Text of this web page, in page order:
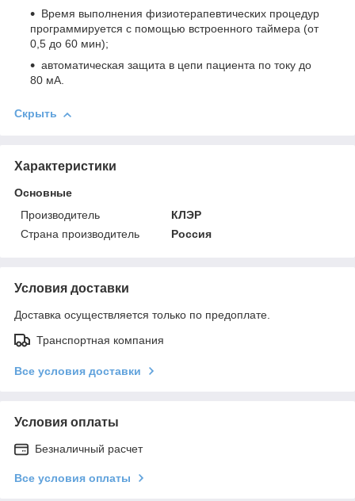
Время выполнения физиотерапевтических процедур
программируется с помощью встроенного таймера (от
0,5 до 60 мин);
автоматическая защита в цепи пациента по току до
80 мА.
Скрыть
Характеристики
Основные
Производитель
КЛЭР
Страна производитель
Россия
Условия доставки
Доставка осуществляется только по предоплате.
Транспортная компания
Все условия доставки
Условия оплаты
Безналичный расчет
Все условия оплаты